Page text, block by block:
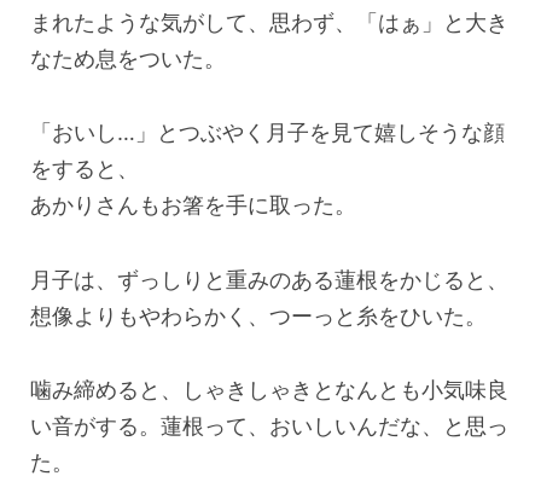
まれたような気がして、思わず、「はぁ」と大き
なため息をついた。
「おいし…」とつぶやく月子を見て嬉しそうな顔
をすると、
あかりさんもお箸を手に取った。
月子は、ずっしりと重みのある蓮根をかじると、
想像よりもやわらかく、つーっと糸をひいた。
噛み締めると、しゃきしゃきとなんとも小気味良
い音がする。蓮根って、おいしいんだな、と思っ
た。